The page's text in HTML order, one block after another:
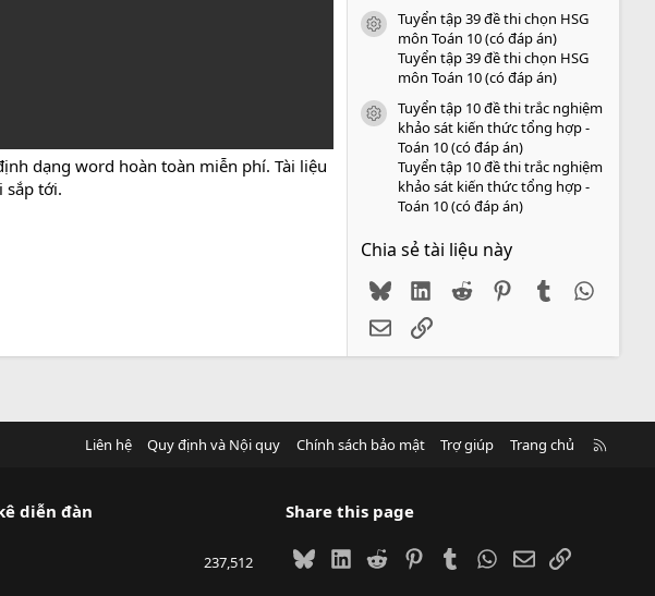
dạng word hoàn toàn miễn phí. Tài liệu
sắp tới.
icon tài liệu
Tuyển tập 39 đề thi chọn HSG
môn Toán 10 (có đáp án)
Tuyển tập 39 đề thi chọn HSG
môn Toán 10 (có đáp án)
icon tài liệu
Tuyển tập 10 đề thi trắc nghiệm
khảo sát kiến thức tổng hợp -
Toán 10 (có đáp án)
Tuyển tập 10 đề thi trắc nghiệm
khảo sát kiến thức tổng hợp -
Toán 10 (có đáp án)
Chia sẻ tài liệu này
BlueskyLinkedIn
Reddit PinterestTumblr
EmailLink
Liên hệ Quy định và Nội quy Chính sách bảo mật Trợ giúp Trang chủ
diễn đàn
237,512
Share this page
BlueskyLinkedIn
Reddit PinterestTumblrWhatsApp
EmailLink